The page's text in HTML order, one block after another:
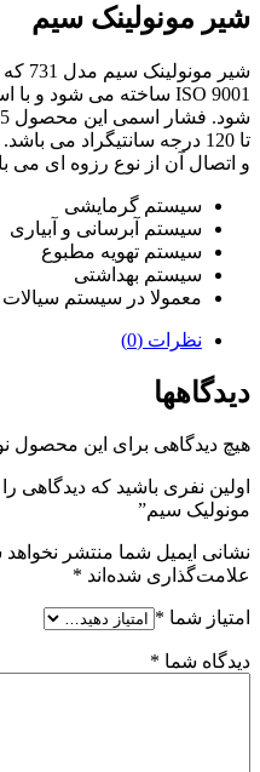
شیر مونولینک سیم
تا 120 درجه سانتیگراد
و اتصال آن از نوع رزوه ای می
سیستم گرمایشی
سیستم آبرسانی و آبیاری
سیستم تهویه مطبوع
سیستم بهداشتی
معمولا در سیستم سیالات
نظرات (0)
دیدگاهها
هیچ دیدگاهی برای این محصول
اولین نفری باشید که دیدگاهی
مونولیک سیم”
نشانی ایمیل شما منتشر
علامت‌گذاری شده‌اند *
امتیاز شما *
دیدگاه شما *